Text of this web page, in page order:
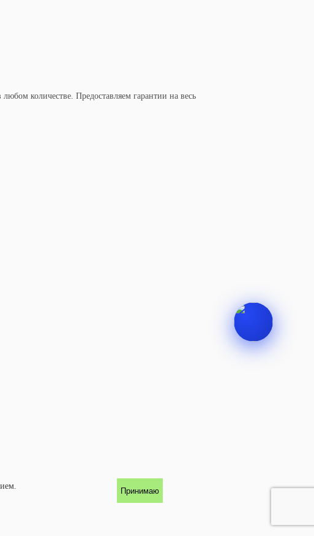
количестве. Предоставляем гарантии на весь
Принимаю